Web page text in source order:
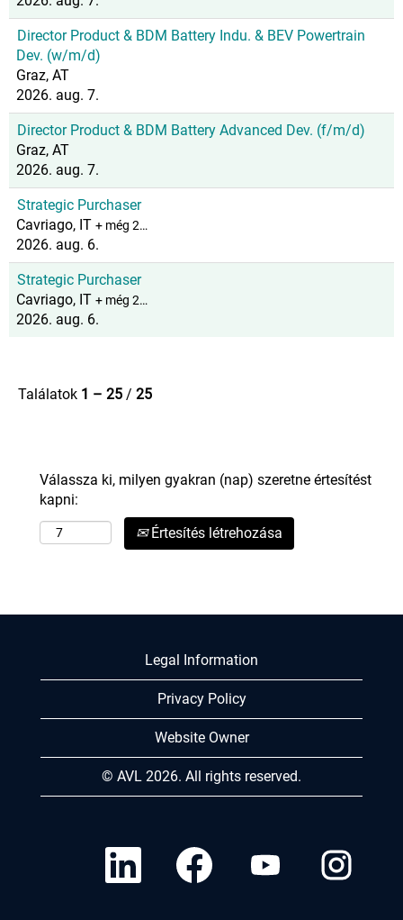
Director Product & BDM Battery Indu. & BEV Powertrain
Dev. (w/m/d)
Graz, AT
2026. aug. 7.
Director Product & BDM Battery Advanced Dev. (f/m/d)
Graz, AT
2026. aug. 7.
Strategic Purchaser
Cavriago, IT + még 2…
2026. aug. 6.
Strategic Purchaser
Cavriago, IT + még 2…
2026. aug. 6.
Találatok 1 – 25 / 25
Válassza ki, milyen gyakran (nap) szeretne értesítést
kapni:
Értesítés létrehozása
Legal Information
Privacy Policy
Website Owner
© AVL 2026. All rights reserved.
Ú
f
Ú